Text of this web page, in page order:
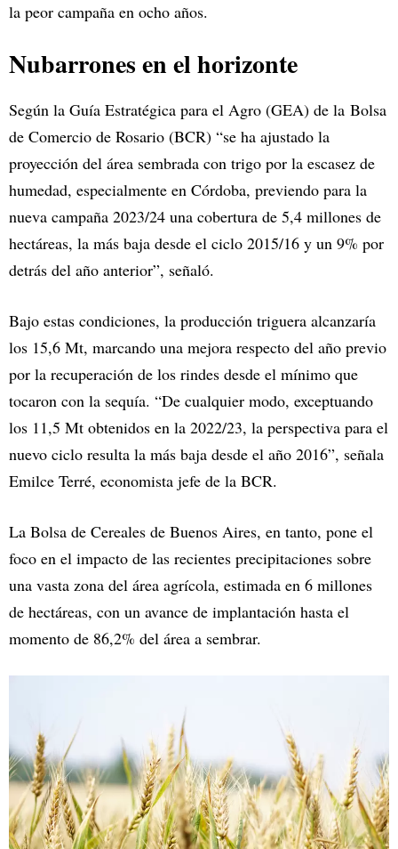
la peor campaña en ocho años.
Nubarrones en el horizonte
Según la Guía Estratégica para el Agro (GEA) de la Bolsa
de Comercio de Rosario (BCR) “se ha ajustado la
proyección del área sembrada con trigo por la escasez de
humedad, especialmente en Córdoba, previendo para la
nueva campaña 2023/24 una cobertura de 5,4 millones de
hectáreas, la más baja desde el ciclo 2015/16 y un 9% por
detrás del año anterior”, señaló.
Bajo estas condiciones, la producción triguera alcanzaría
los 15,6 Mt, marcando una mejora respecto del año previo
por la recuperación de los rindes desde el mínimo que
tocaron con la sequía. “De cualquier modo, exceptuando
los 11,5 Mt obtenidos en la 2022/23, la perspectiva para el
nuevo ciclo resulta la más baja desde el año 2016”, señala
Emilce Terré, economista jefe de la BCR.
La Bolsa de Cereales de Buenos Aires, en tanto, pone el
foco en el impacto de las recientes precipitaciones sobre
una vasta zona del área agrícola, estimada en 6 millones
de hectáreas, con un avance de implantación hasta el
momento de 86,2% del área a sembrar.